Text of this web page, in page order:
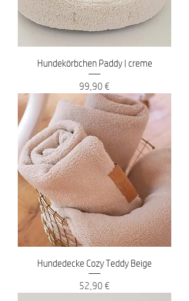
Hundekörbchen Paddy | creme
Preis
99,90 €
Hundedecke Cozy Teddy Beige
Preis
52,90 €